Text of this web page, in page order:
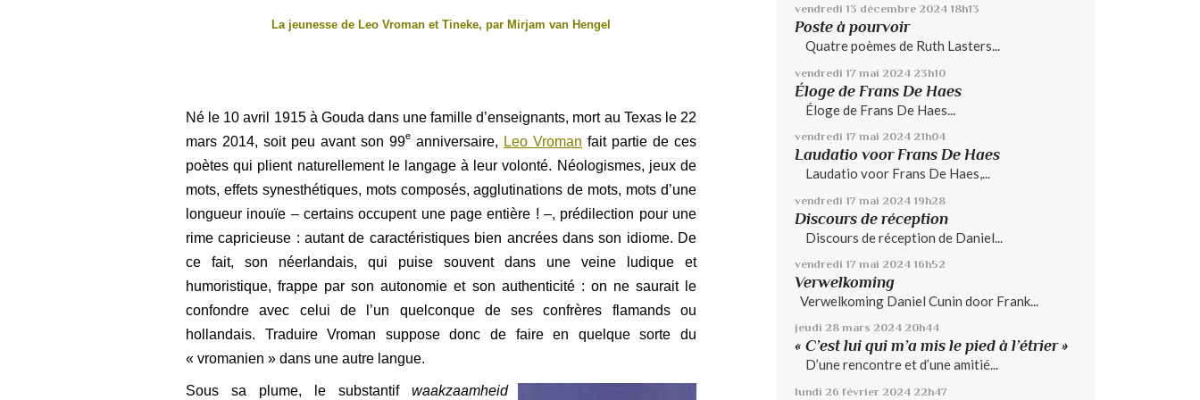
La jeunesse de Leo Vroman et Tineke, par Mirjam van Hengel
Né le 10 avril 1915 à Gouda dans une famille d’enseignants, mort au Texas le 22
mars 2014, soit peu avant son 99e anniversaire, Leo Vroman fait partie de ces
poètes qui plient naturellement le langage à leur volonté. Néologismes, jeux de
mots, effets synesthétiques, mots composés, agglutinations de mots, mots d’une
longueur inouïe – certains occupent une page entière ! –, prédilection pour une
rime capricieuse : autant de caractéristiques bien ancrées dans son idiome. De
ce fait, son néerlandais, qui puise souvent dans une veine ludique et
humoristique, frappe par son autonomie et son authenticité : on ne saurait le
confondre avec celui de l’un quelconque de ses confrères flamands ou
hollandais. Traduire Vroman suppose donc de faire en quelque sorte du
« vromanien » dans une autre langue.
Sous sa plume, le substantif waakzaamheid
vendredi 13 décembre 2024 18h13
Poste à pourvoir
Quatre poèmes de Ruth Lasters...
vendredi 17 mai 2024 23h10
Éloge de Frans De Haes
Éloge de Frans De Haes...
vendredi 17 mai 2024 21h04
Laudatio voor Frans De Haes
Laudatio voor Frans De Haes,...
vendredi 17 mai 2024 19h28
Discours de réception
Discours de réception de Daniel...
vendredi 17 mai 2024 16h52
Verwelkoming
Verwelkoming Daniel Cunin door Frank...
jeudi 28 mars 2024 20h44
« C’est lui qui m’a mis le pied à l’étrier »
D’une rencontre et d’une amitié...
lundi 26 février 2024 22h47